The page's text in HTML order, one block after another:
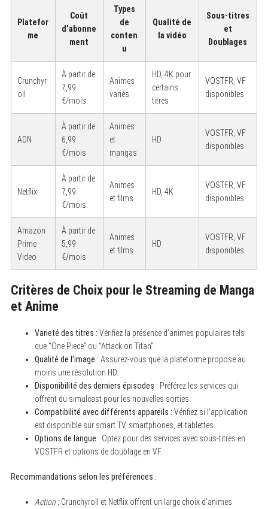
Platefor
me
Coût
d’abonne
ment
Types
de
conten
u
Qualité de
la vidéo
Sous-titres
et
Doublages
Crunchyr
oll
À partir de
7,99
€/mois
Animes
variés
HD, 4K pour
certains
titres
VOSTFR, VF
disponibles
ADN
À partir de
6,99
€/mois
Animes
et
mangas
HD
VOSTFR, VF
disponibles
Netflix
À partir de
7,99
€/mois
Animes
et films
HD, 4K
VOSTFR, VF
disponibles
Amazon
Prime
Video
À partir de
5,99
€/mois
Animes
et films
HD
VOSTFR, VF
disponibles
Critères de Choix pour le Streaming de Manga
et Anime
Varieté des titres : Vérifiez la présence d’animes populaires tels
que “One Piece” ou “Attack on Titan”.
Qualité de l’image : Assurez-vous que la plateforme propose au
moins une résolution HD.
Disponibilité des derniers épisodes : Préférez les services qui
offrent du simulcast pour les nouvelles sorties.
Compatibilité avec différents appareils : Vérifiez si l’application
est disponible sur smart TV, smartphones, et tablettes.
Options de langue : Optez pour des services avec sous-titres en
VOSTFR et options de doublage en VF.
Recommandations selon les préférences :
Action :Crunchyroll et Netflix offrent un large choix d’animes